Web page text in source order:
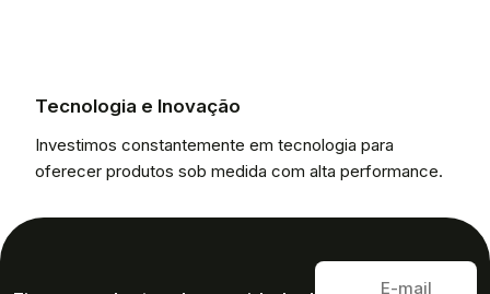
Tecnologia e Inovação
Investimos constantemente em tecnologia para
oferecer produtos sob medida com alta performance.